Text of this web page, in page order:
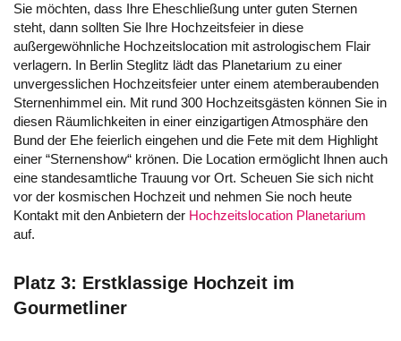
Sie möchten, dass Ihre Eheschließung unter guten Sternen
steht, dann sollten Sie Ihre Hochzeitsfeier in diese
außergewöhnliche Hochzeitslocation mit astrologischem Flair
verlagern. In Berlin Steglitz lädt das Planetarium zu einer
unvergesslichen Hochzeitsfeier unter einem atemberaubenden
Sternenhimmel ein. Mit rund 300 Hochzeitsgästen können Sie in
diesen Räumlichkeiten in einer einzigartigen Atmosphäre den
Bund der Ehe feierlich eingehen und die Fete mit dem Highlight
einer “Sternenshow“ krönen. Die Location ermöglicht Ihnen auch
eine standesamtliche Trauung vor Ort. Scheuen Sie sich nicht
vor der kosmischen Hochzeit und nehmen Sie noch heute
Kontakt mit den Anbietern der Hochzeitslocation Planetarium
auf.
Platz 3: Erstklassige Hochzeit im
Gourmetliner